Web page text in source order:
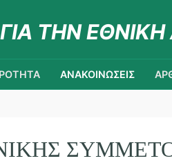
ΤΗΝ
ΑΝΑΚΟΙΝΩΣΕΙΣ